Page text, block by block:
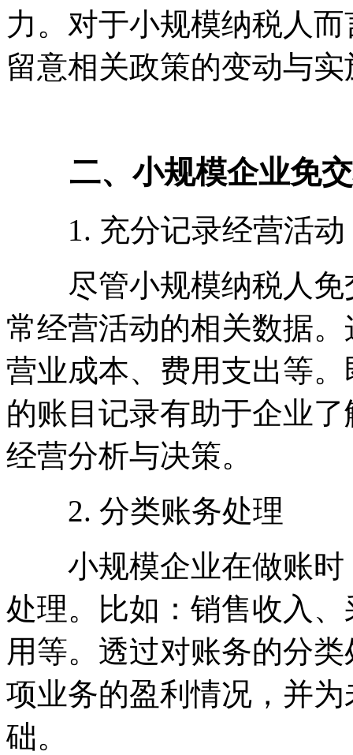
力。对于小规模纳税人
留意相关政策的变动与
二、小规模企业免交
1. 充分记录经营活动
尽管小规模纳税人免
常经营活动的相关数据
营业成本、费用支出等
的账目记录有助于企业
经营分析与决策。
2. 分类账务处理
小规模企业在做账时
处理。比如：销售收入
用等。透过对账务的分
项业务的盈利情况，并
础。